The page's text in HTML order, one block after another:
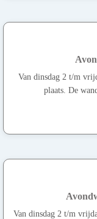
Van dinsdag 2 t/m
plaats. De
Van dinsdag 2 t/m